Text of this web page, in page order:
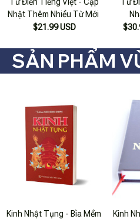
Nhật Thêm Nhiều Từ Mới
$21.99 USD
SẢN PHẨM
Kinh Nhật Tụng - Bìa Mềm
Kinh